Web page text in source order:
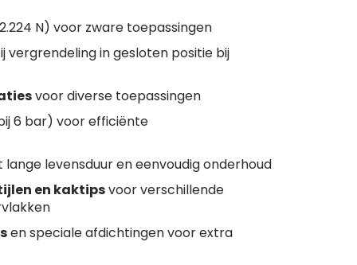
N) voor zware toepassingen
vergrendeling in gesloten positie bij
voor diverse toepassingen
6 bar) voor efficiënte
lange levensduur en eenvoudig onderhoud
en kaktipsvoor verschillende
en speciale afdichtingen voor extra